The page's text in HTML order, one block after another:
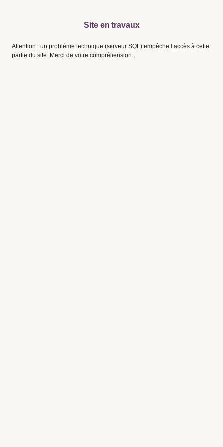
Site en travaux
Attention : un problème technique (serveur SQL) empêche l’accès à cette
partie du site. Merci de votre compréhension.